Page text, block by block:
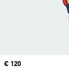
Precio
€ 120